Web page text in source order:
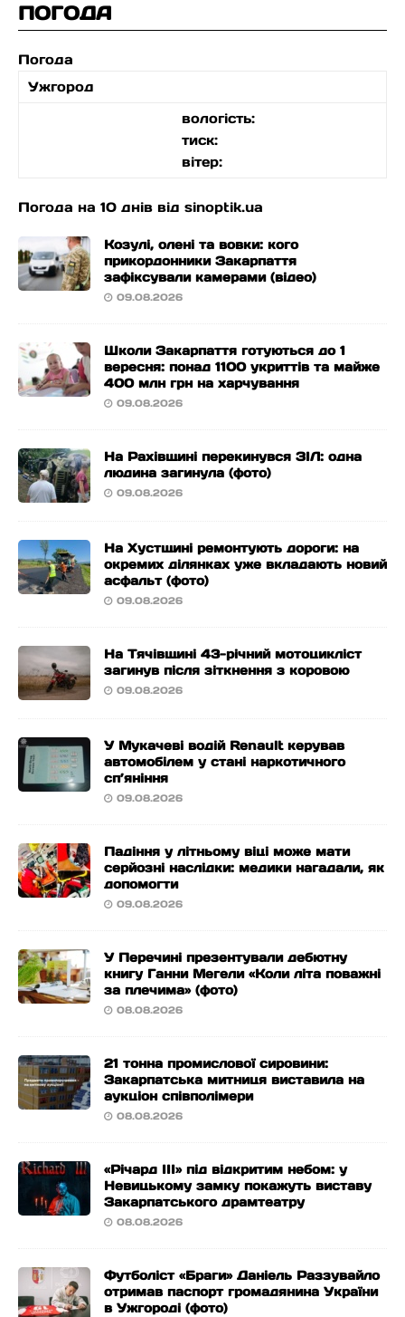
ПОГОДА
Погода
Ужгород
вологість:
тиск:
вітер:
Погода на 10 днів від sinoptik.ua
Козулі, олені та вовки: кого
прикордонники Закарпаття
зафіксували камерами (відео)
09.08.2026
Школи Закарпаття готуються до 1
вересня: понад 1100 укриттів та майже
400 млн грн на харчування
09.08.2026
На Рахівщині перекинувся ЗІЛ: одна
людина загинула (фото)
09.08.2026
На Хустщині ремонтують дороги: на
окремих ділянках уже вкладають новий
асфальт (фото)
09.08.2026
На Тячівщині 43-річний мотоцикліст
загинув після зіткнення з коровою
09.08.2026
У Мукачеві водій Renault керував
автомобілем у стані наркотичного
сп’яніння
09.08.2026
Падіння у літньому віці може мати
серйозні наслідки: медики нагадали, як
допомогти
09.08.2026
У Перечині презентували дебютну
книгу Ганни Мегели «Коли літа поважні
за плечима» (фото)
08.08.2026
21 тонна промислової сировини:
Закарпатська митниця виставила на
аукціон співполімери
08.08.2026
«Річард ІІІ» під відкритим небом: у
Невицькому замку покажуть виставу
Закарпатського драмтеатру
08.08.2026
Футболіст «Браги» Даніель Раззувайло
отримав паспорт громадянина України
в Ужгороді (фото)